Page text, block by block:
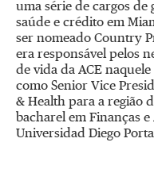
uma série de cargos de
saúde e crédito em
ser nomeado Country
era responsável pelos
de vida da ACE
como Senior Vice
& Health para a região
bacharel em Finanças
Universidad Diego